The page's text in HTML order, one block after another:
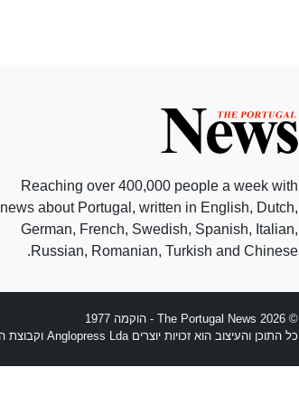
Reaching over 400,000 people a week with
news about Portugal, written in English, Dutch,
German, French, Swedish, Spanish, Italian,
Russian, Romanian, Turkish and Chinese.
© 2026 The Portugal News - הוקמה 1977
כל התוכן והעיצוב הוא זכויות יוצרים Anglopress Lda וקבוצת החדשות של עיתונים